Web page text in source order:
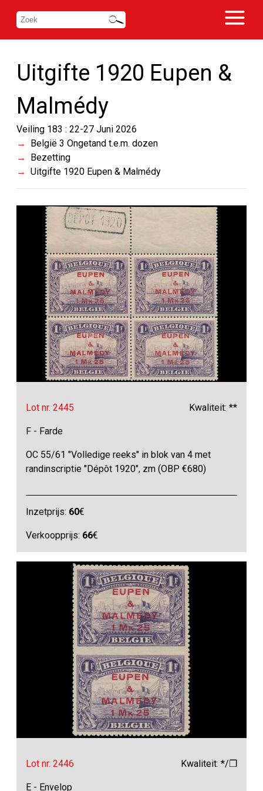
Uitgifte 1920 Eupen &
Malmédy
Veiling 183 : 22-27 Juni 2026
België 3 Ongetand t.e.m. dozen
Bezetting
Uitgifte 1920 Eupen & Malmédy
Lot nr. 2445 Kwaliteit: **
F - Farde
OC 55/61 "Volledige reeks" in blok van 4 met
randinscriptie "Dépôt 1920", zm (OBP €680)
Inzetprijs: 60€
Verkoopprijs: 66€
Lot nr. 2446 Kwaliteit: */❒
E - Envelop